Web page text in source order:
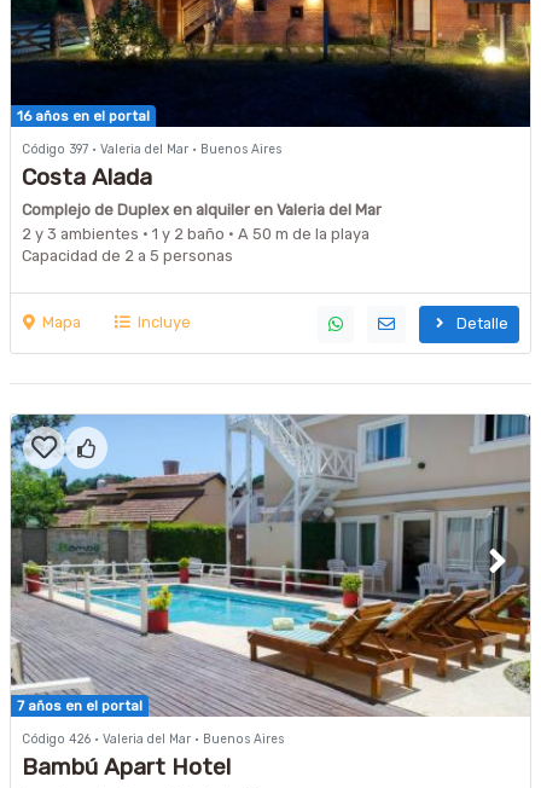
16 años en el portal
Código 397 · Valeria del Mar · Buenos Aires
Costa Alada
Complejo de Duplex en alquiler en Valeria del Mar
2 y 3 ambientes · 1 y 2 baño · A 50 m de la playa
Capacidad de 2 a 5 personas
Mapa Incluye Detalle
7 años en el portal
Código 426 · Valeria del Mar · Buenos Aires
Bambú Apart Hotel